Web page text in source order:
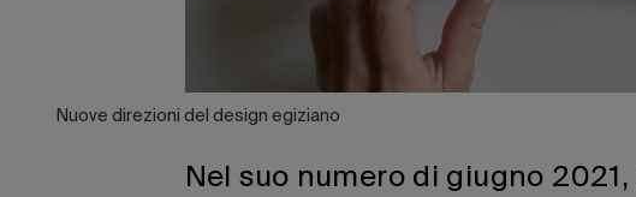
Nuove direzioni del design egiziano
Nel suo numero di giugno